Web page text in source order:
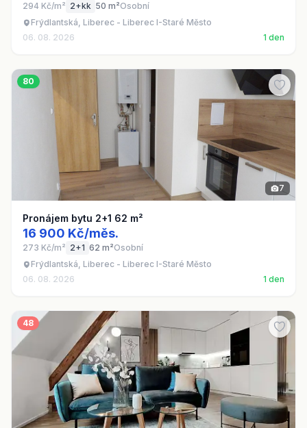
294 Kč/m² 2+kk 50 m²Osobní
Frýdlantská, Liberec - Liberec I-Staré Město
06. 08. 2026
1 den
80
7
Pronájem bytu 2+1 62 m²
16 900 Kč/měs.
273 Kč/m² 2+1 62 m²Osobní
Frýdlantská, Liberec - Liberec I-Staré Město
06. 08. 2026
1 den
48